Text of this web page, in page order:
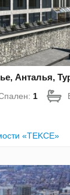
Анталья,
1
«TEKCE»